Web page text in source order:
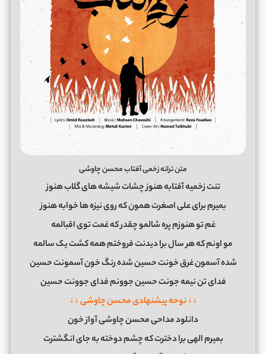
متن ترانه زخمی آفتاب محسن چاوشی
تنت زخمیه آفتابه هنوز چشات شیشه های گلاب هنوز
بمیرم برای علی اصغرت همون که روی نیزه ها خوابه هنوز
غم تو هنوزم پره شالمو چقدر که غمت توی اقبالمه
مو اونم که هر سال برا دیدنت فروختم همه کشت یک سالمه
شده آسمون غرق خونت حسین شده رنگ خون آسمونت حسین
فدای تن نیمه جونت حسین جوونم فدای جوونت حسین
↓↓ نوحه پیشنهادی محسن چاوشی ↓↓
دانلود مداحی محسن چاوشی آواز خون
بمیرم الهی برا دخترت که چشم دوخته به جای انگشترت